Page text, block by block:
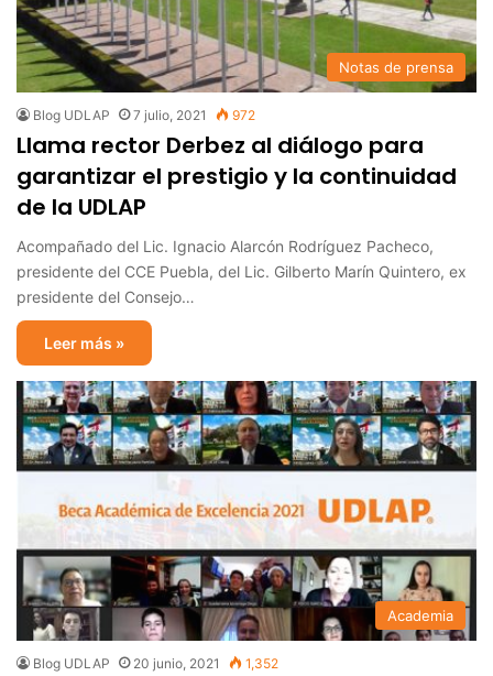
Notas de prensa
Blog UDLAP 7 julio, 2021 972
Llama rector Derbez al diálogo para
garantizar el prestigio y la continuidad
de la UDLAP
Acompañado del Lic. Ignacio Alarcón Rodríguez Pacheco,
presidente del CCE Puebla, del Lic. Gilberto Marín Quintero, ex
presidente del Consejo…
Leer más »
Academia
Blog UDLAP 20 junio, 2021 1,352